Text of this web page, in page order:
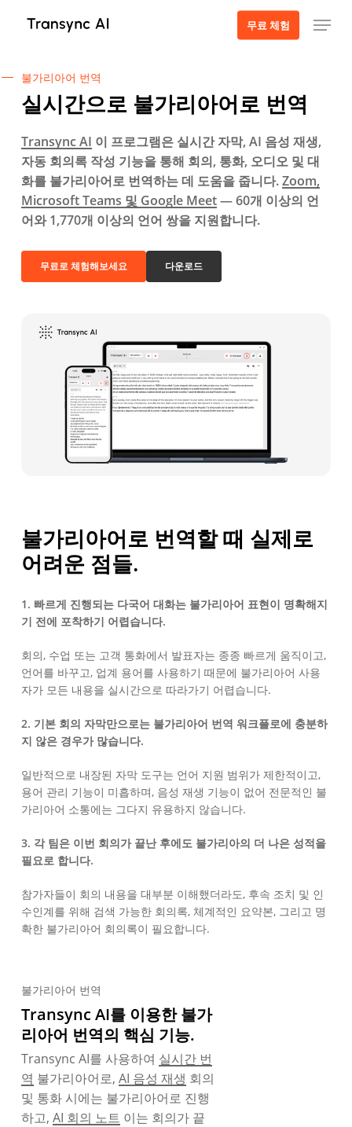
무료 체험 메뉴
불가리아어 번역
실시간으로 불가리아어로 번역
Transync AI 이 프로그램은 실시간 자막, AI 음성 재생,
자동 회의록 작성 기능을 통해 회의, 통화, 오디오 및 대
화를 불가리아어로 번역하는 데 도움을 줍니다.Zoom,
Microsoft Teams 및 Google Meet— 60개 이상의 언
어와 1,770개 이상의 언어 쌍을 지원합니다.
무료로 체험해보세요 다운로드
불가리아어로 번역할 때 실제로
어려운 점들.
1. 빠르게 진행되는 다국어 대화는 불가리아어 표현이 명확해지
기 전에 포착하기 어렵습니다.
회의, 수업 또는 고객 통화에서 발표자는 종종 빠르게 움직이고,
언어를 바꾸고, 업계 용어를 사용하기 때문에 불가리아어 사용
자가 모든 내용을 실시간으로 따라가기 어렵습니다.
2. 기본 회의 자막만으로는 불가리아어 번역 워크플로에 충분하
지 않은 경우가 많습니다.
일반적으로 내장된 자막 도구는 언어 지원 범위가 제한적이고,
용어 관리 기능이 미흡하며, 음성 재생 기능이 없어 전문적인 불
가리아어 소통에는 그다지 유용하지 않습니다.
3. 각 팀은 이번 회의가 끝난 후에도 불가리아의 더 나은 성적을
필요로 합니다.
참가자들이 회의 내용을 대부분 이해했더라도, 후속 조치 및 인
수인계를 위해 검색 가능한 회의록, 체계적인 요약본, 그리고 명
확한 불가리아어 회의록이 필요합니다.
불가리아어 번역
Transync AI를 이용한 불가
리아어 번역의 핵심 기능.
Transync AI를 사용하여 실시간 번
역 불가리아어로,AI 음성 재생 회의
및 통화 시에는 불가리아어로 진행
하고,AI 회의 노트 이는 회의가 끝